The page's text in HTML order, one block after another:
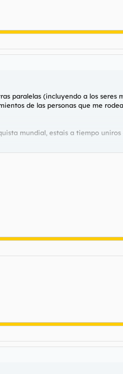
paralelas (incluyendo a los seres
de las personas que me
mundial, estais a tiempo